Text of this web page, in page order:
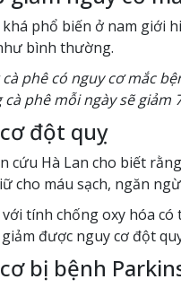
phổ biến ở nam giới
bình thường.
phê có nguy cơ mắc
phê mỗi ngày sẽ
đột quỵ
cứu Hà Lan cho biết
cho máu sạch, ngăn
tính chống oxy hóa
được nguy cơ đột
bị bệnh